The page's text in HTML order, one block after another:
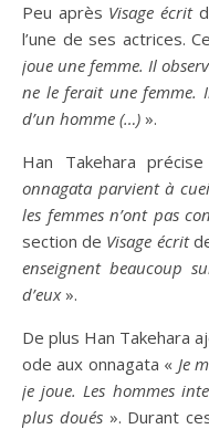
Peu après Visage écrit
l’une de ses actrices.
joue une femme. Il
ne le ferait une femme.
d’un homme (…) ».
Han Takehara
onnagata parvient à
les femmes n’ont pas
section de Visage écrit
enseignent beaucoup
d’eux».
De plus Han Takehara
ode aux onnagata « Je
je joue. Les hommes
plus doués». Durant